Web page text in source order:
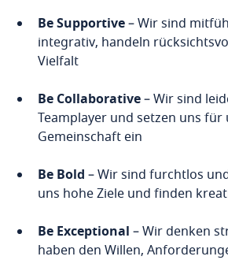
Be Supportive– Wir sind
integrativ, handeln
Vielfalt
Be Collaborative– Wir sind
Teamplayer und setzen uns für
Gemeinschaft ein
Be Bold – Wir sind furchtlos
uns hohe Ziele und finden
Be Exceptional – Wir denken
haben den Willen,